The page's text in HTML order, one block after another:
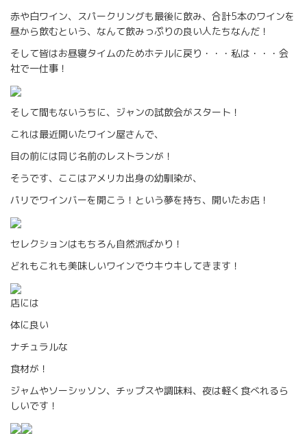
赤や白ワイン、スパークリングも最後に飲み、合計5本のワインを
昼から飲むという、なんて飲みっぷりの良い人たちなんだ！
そして皆はお昼寝タイムのためホテルに戻り・・・私は・・・会
社で一仕事！
そして間もないうちに、ジャンの試飲会がスタート！
これは最近開いたワイン屋さんで、
目の前には同じ名前のレストランが！
そうです、ここはアメリカ出身の幼馴染が、
パリでワインバーを開こう！という夢を持ち、開いたお店！
セレクションはもちろん自然派ばかり！
どれもこれも美味しいワインでウキウキしてきます！
店には
体に良い
ナチュラルな
食材が！
ジャムやソーシッソン、チップスや調味料、夜は軽く食べれるら
しいです！